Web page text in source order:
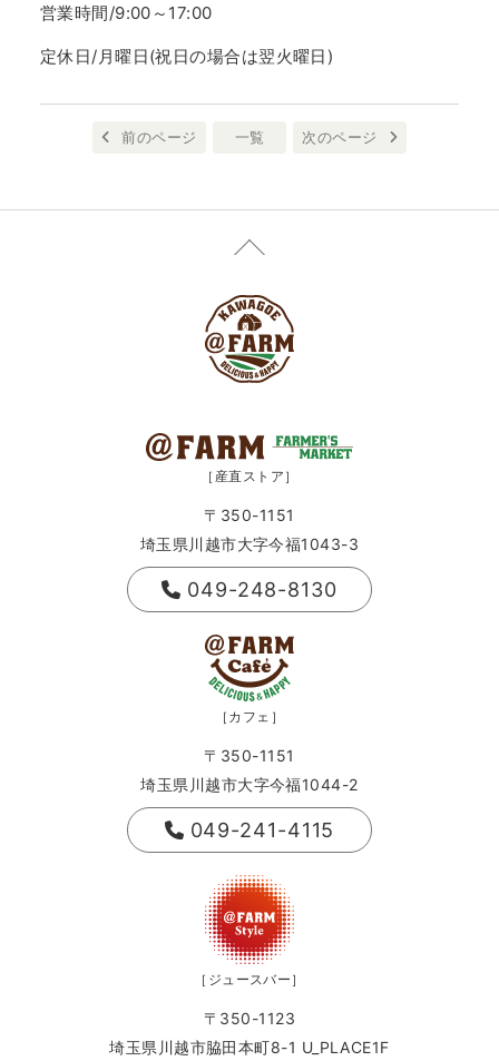
営業時間/9:00～17:00
定休日/月曜日(祝日の場合は翌火曜日)
前のページ 一覧 次のページ
［産直ストア］
〒350-1151
埼玉県川越市大字今福1043-3
049-248-8130
［カフェ］
〒350-1151
埼玉県川越市大字今福1044-2
049-241-4115
［ジュースバー］
〒350-1123
埼玉県川越市脇田本町8-1 U_PLACE1F